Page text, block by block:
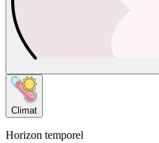
Climat
Horizon temporel